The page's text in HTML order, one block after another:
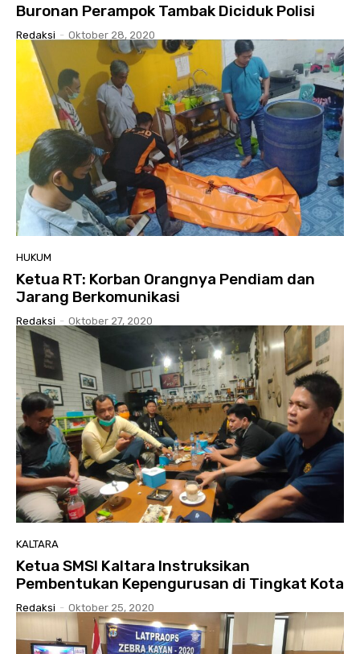
Buronan Perampok Tambak Diciduk Polisi
Redaksi - Oktober 28, 2020
HUKUM
Ketua RT: Korban Orangnya Pendiam dan
Jarang Berkomunikasi
Redaksi - Oktober 27, 2020
KALTARA
Ketua SMSI Kaltara Instruksikan
Pembentukan Kepengurusan di Tingkat Kota
Redaksi - Oktober 25, 2020